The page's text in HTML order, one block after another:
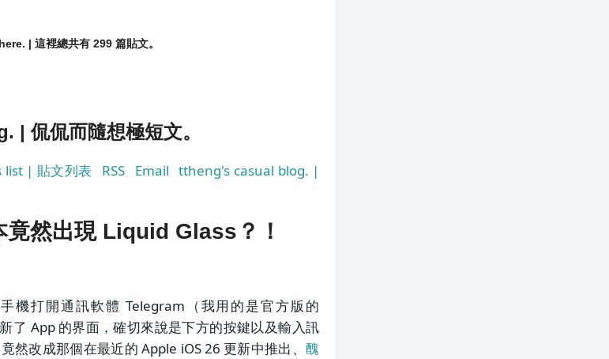
| 這裡總共有 299 篇貼文。
侃侃而隨想極短文。
list | 貼文列表 RSS Email ttheng's casual blog. |
然出現 Liquid Glass？！
機打開通訊軟體 Telegram（我用的是官方版的
了 App 的界面，確切來說是下方的按鍵以及輸入訊
然改成那個在最近的 Apple iOS 26 更新中推出、 醜